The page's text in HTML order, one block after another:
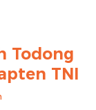
Todong
TNI